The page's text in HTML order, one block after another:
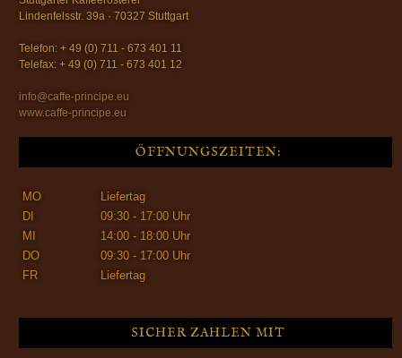
Lindenfelsstr. 39a · 70327 Stuttgart
Telefon: + 49 (0) 711 - 673 401 11
Telefax: + 49 (0) 711 - 673 401 12
info@caffe-principe.eu
www.caffe-principe.eu
ÖFFNUNGSZEITEN:
MO
Liefertag
DI
09:30 - 17:00 Uhr
MI
14:00 - 18:00 Uhr
DO
09:30 - 17:00 Uhr
FR
Liefertag
SICHER ZAHLEN MIT